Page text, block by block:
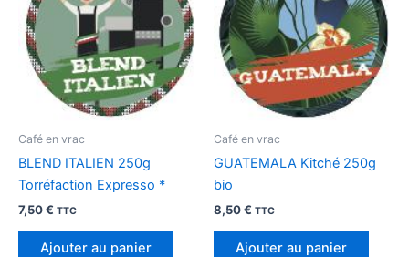
Café en vrac
BLEND ITALIEN 250g
Torréfaction Expresso *
7,50€ TTC
Ajouter au panier
Café en vrac
GUATEMALA Kitché 250g
bio
8,50€ TTC
Ajouter au panier